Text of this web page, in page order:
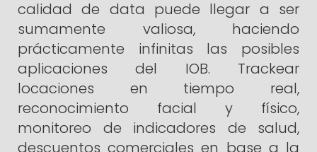
calidad de data puede llegar a ser
sumamente valiosa, haciendo
prácticamente infinitas las posibles
aplicaciones del IOB. Trackear
locaciones en tiempo real,
reconocimiento facial y físico,
monitoreo de indicadores de salud,
descuentos comerciales en base a la